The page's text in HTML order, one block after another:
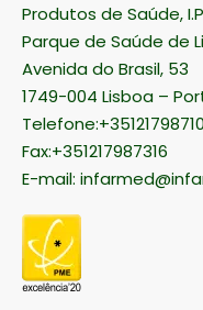
Produtos de Saúde,
Parque de Saúde de
Avenida do Brasil, 53
1749-004 Lisboa –
Fax:+351217987316
E-mail: